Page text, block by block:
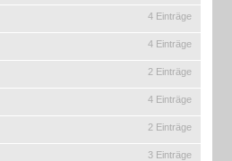
4 Einträge
4 Einträge
2 Einträge
4 Einträge
2 Einträge
3 Einträge